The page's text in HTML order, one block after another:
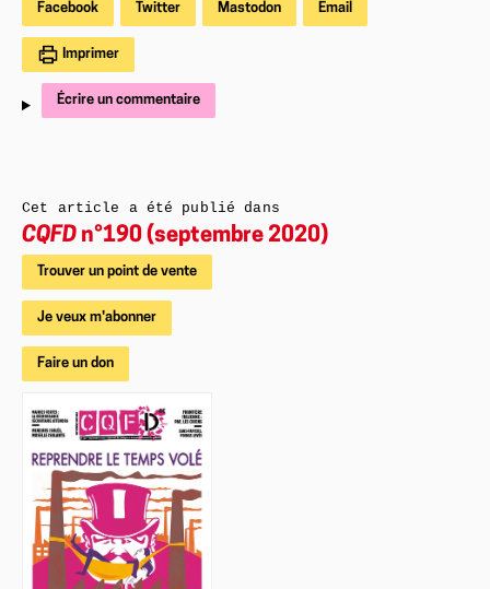
Facebook Twitter Mastodon Email
Imprimer
Écrire un commentaire
Cet article a été publié dans
CQFD n°190 (septembre 2020)
Trouver un point de vente
Je veux m'abonner
Faire un don